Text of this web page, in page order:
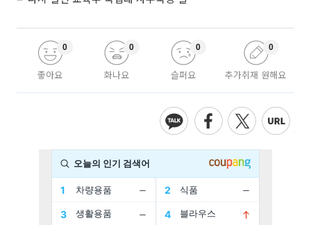
좋아요
0
화나요
0
슬퍼요
0
추가취재 원해요
0